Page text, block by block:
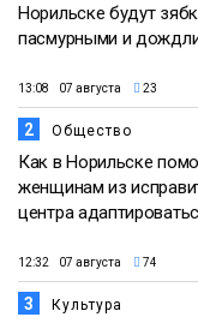
Норильске будут
пасмурными и
13:08 07 августа 23
2 Общество
Как в Норильске
женщинам из
центра
12:32 07 августа 74
3 Культура